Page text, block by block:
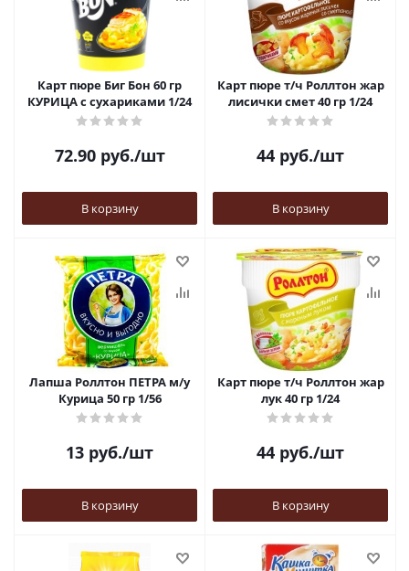
Карт пюре Биг Бон 60 гр
КУРИЦА с сухариками 1/24
72.90руб./шт
В корзину
Карт пюре т/ч Роллтон жар
лисички смет 40 гр 1/24
44 руб./шт
В корзину
Лапша Роллтон ПЕТРА м/у
Курица 50 гр 1/56
13 руб./шт
В корзину
Карт пюре т/ч Роллтон жар
лук 40 гр 1/24
44 руб./шт
В корзину